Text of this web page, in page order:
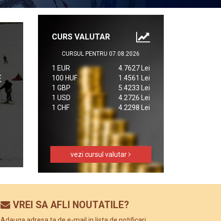
CURS VALUTAR
CURSUL PENTRU 07.08.2026
1 EUR
4.7627 Lei
100 HUF
1.4561 Lei
1 GBP
5.4233 Lei
1 USD
4.2726 Lei
1 CHF
4.2298 Lei
vezi cursul valutar
VREI SA AFLI NOUTATILE?